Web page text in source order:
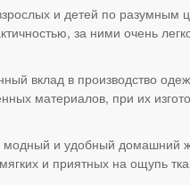
и детей по разумным
за ними очень
вклад в производство
материалов, при их
и удобный домашний
и приятных на ощупь